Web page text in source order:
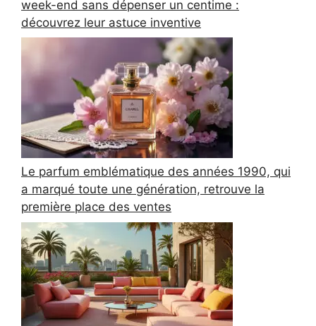
week-end sans dépenser un centime :
découvrez leur astuce inventive
Le parfum emblématique des années 1990, qui
a marqué toute une génération, retrouve la
première place des ventes